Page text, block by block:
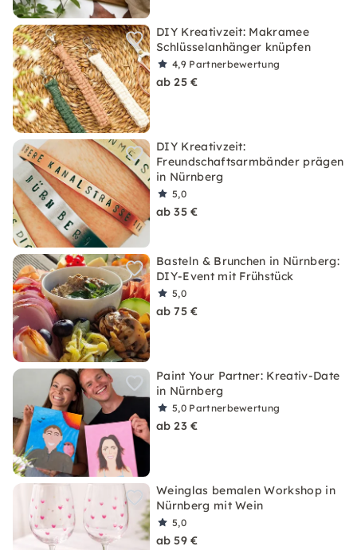
DIY Kreativzeit: Makramee
Schlüsselanhänger knüpfen
4,9 Partnerbewertung
ab 25 €
DIY Kreativzeit:
Freundschaftsarmbänder prägen
in Nürnberg
5,0
ab 35 €
Basteln & Brunchen in Nürnberg:
DIY-Event mit Frühstück
5,0
ab 75 €
Paint Your Partner: Kreativ-Date
in Nürnberg
5,0 Partnerbewertung
ab 23 €
Weinglas bemalen Workshop in
Nürnberg mit Wein
5,0
ab 59 €